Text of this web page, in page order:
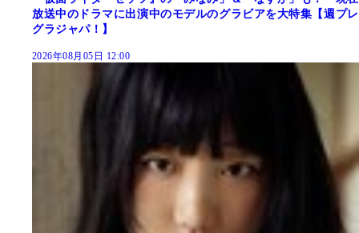
放送中のドラマに出演中のモデルのグラビアを大特集【週プレ
グラジャパ！】
2026年08月05日 12:00